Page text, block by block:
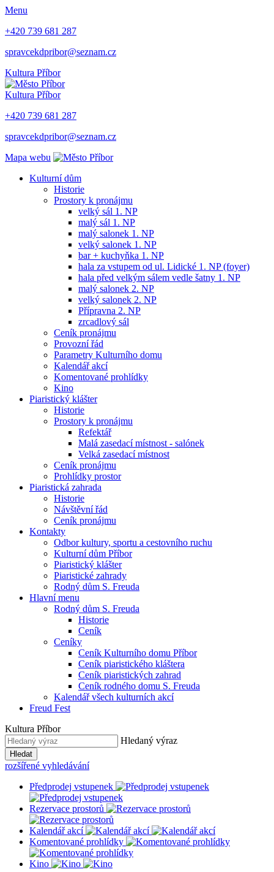
Menu
+420 739 681 287
spravcekdpribor@seznam.cz
Kultura Příbor
Kultura Příbor
+420 739 681 287
spravcekdpribor@seznam.cz
Mapa webu
Kulturní dům
Historie
Prostory k pronájmu
velký sál 1. NP
malý sál 1. NP
malý salonek 1. NP
velký salonek 1. NP
bar + kuchyňka 1. NP
hala za vstupem od ul. Lidické 1. NP (foyer)
hala před velkým sálem vedle šatny 1. NP
malý salonek 2. NP
velký salonek 2. NP
Přípravna 2. NP
zrcadlový sál
Ceník pronájmu
Provozní řád
Parametry Kulturního domu
Kalendář akcí
Komentované prohlídky
Kino
Piaristický klášter
Historie
Prostory k pronájmu
Refektář
Malá zasedací místnost - salónek
Velká zasedací místnost
Ceník pronájmu
Prohlídky prostor
Piaristická zahrada
Historie
Návštěvní řád
Ceník pronájmu
Kontakty
Odbor kultury, sportu a cestovního ruchu
Kulturní dům Příbor
Piaristický klášter
Piaristické zahrady
Rodný dům S. Freuda
Hlavní menu
Rodný dům S. Freuda
Historie
Ceník
Ceníky
Ceník Kulturního domu Příbor
Ceník piaristického kláštera
Ceník piaristických zahrad
Ceník rodného domu S. Freuda
Kalendář všech kulturních akcí
Freud Fest
Kultura Příbor
Hledaný výraz
Hledat
rozšířené vyhledávání
Předprodej vstupenek
Rezervace prostorů
Kalendář akcí
Komentované prohlídky
Kino